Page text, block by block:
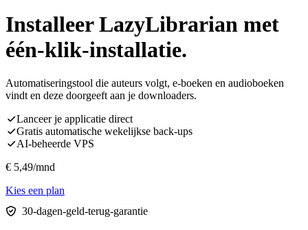
Installeer LazyLibrarian met
één-klik-installatie.
Automatiseringstool die auteurs volgt, e-boeken en audioboeken
vindt en deze doorgeeft aan je downloaders.
Lanceer je applicatie direct
Gratis automatische wekelijkse back-ups
AI-beheerde VPS
€ 5,49/mnd
Kies een plan
30-dagen-geld-terug-garantie